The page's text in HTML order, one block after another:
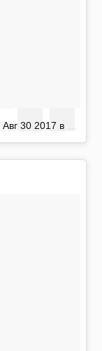
Авг 30 2017 в 8:23 PDT